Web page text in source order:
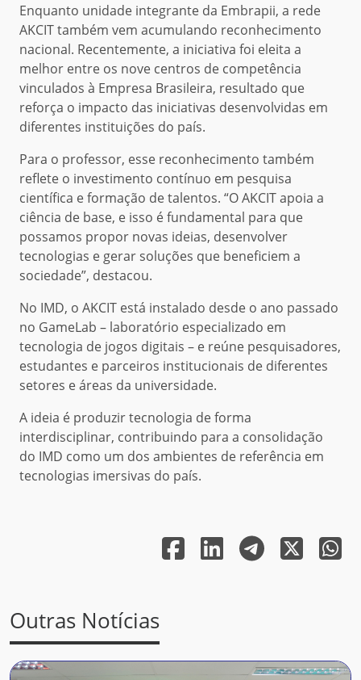
Enquanto unidade integrante da Embrapii, a rede
AKCIT também vem acumulando reconhecimento
nacional. Recentemente, a iniciativa foi eleita a
melhor entre os nove centros de competência
vinculados à Empresa Brasileira, resultado que
reforça o impacto das iniciativas desenvolvidas em
diferentes instituições do país.
Para o professor, esse reconhecimento também
reflete o investimento contínuo em pesquisa
científica e formação de talentos. “O AKCIT apoia a
ciência de base, e isso é fundamental para que
possamos propor novas ideias, desenvolver
tecnologias e gerar soluções que beneficiem a
sociedade”, destacou.
No IMD, o AKCIT está instalado desde o ano passado
no GameLab – laboratório especializado em
tecnologia de jogos digitais – e reúne pesquisadores,
estudantes e parceiros institucionais de diferentes
setores e áreas da universidade.
A ideia é produzir tecnologia de forma
interdisciplinar, contribuindo para a consolidação
do IMD como um dos ambientes de referência em
tecnologias imersivas do país.
Outras Notícias